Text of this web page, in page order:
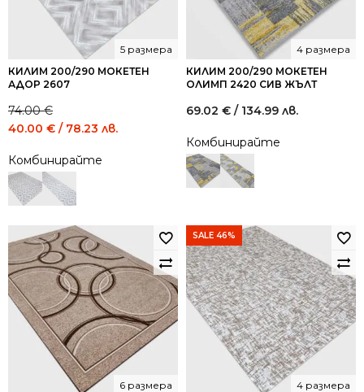
КИЛИМ 200/290 МОКЕТЕН
АДОР 2607
5 размера
74.00€
Original
was:
74.00 €
/
40.00 € / 78.23 лв.
Комбинирайте
КИЛИМ 200/290 МОКЕТЕН
ОЛИМП 2420 СИВ ЖЪЛТ
4 размера
69.02 € / 134.99 лв.
Комбинирайте
6 размера
SALE 46%
4 размера